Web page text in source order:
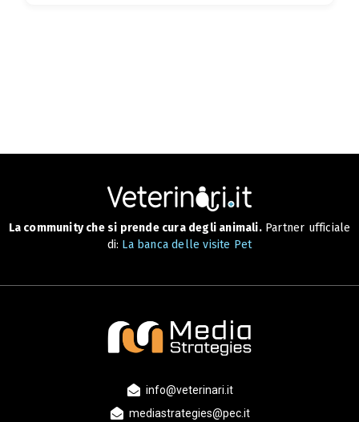
La community che si prende cura degli animali.Partner ufficiale
di: La banca delle visite Pet
info@veterinari.it
mediastrategies@pec.it